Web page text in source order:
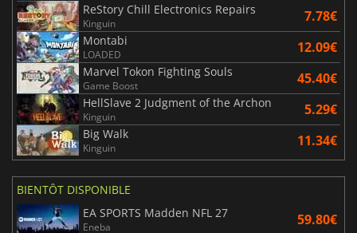
ReStory Chill Electronics Repairs
Kinguin 7.78€
Montabi
LOADED 12.09€
Marvel Tokon Fighting Souls
Game Boost 45.40€
HellSlave 2 Judgment of the Archon
Kinguin 5.29€
Big Walk
Kinguin 11.34€
BIENTÔT DISPONIBLE
EA SPORTS Madden NFL 27
Eneba 59.80€